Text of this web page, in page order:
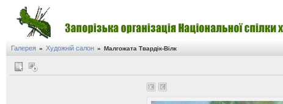
Галерея » Художній салон » Малгожата Твардік-Вілк